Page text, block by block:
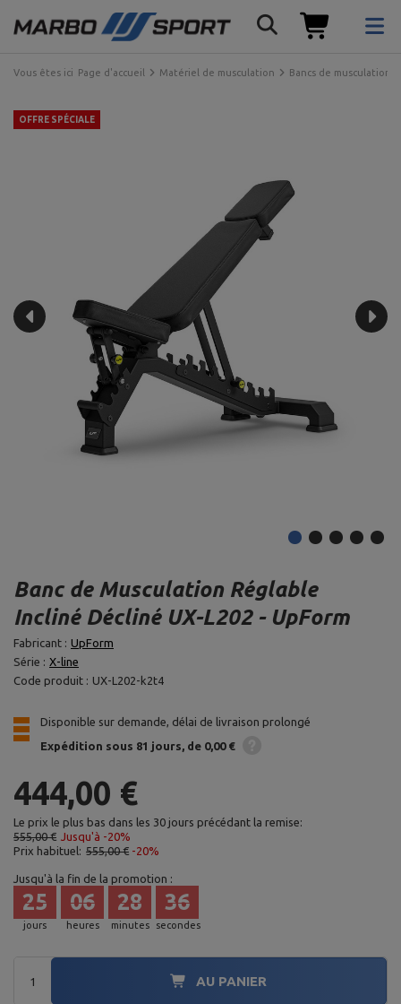
Vous êtes ici Page d'accueil Matériel de musculation Bancs de musculation
OFFRE SPÉCIALE
Banc de Musculation Réglable
Incliné Décliné UX-L202 - UpForm
Fabricant : UpForm
Série : X-line
Code produit : UX-L202-k2t4
Disponible sur demande, délai de livraison prolongé
Expédition sous 81 jours de 0,00 €
444,00 €
Le prix le plus bas dans les 30 jours précédant la remise:
555,00 € Jusqu'à -20%
Prix habituel: 555,00 € -20%
Jusqu'à la fin de la promotion :
jours
25
heures
06
minutes
28
secondes
35
AU PANIER